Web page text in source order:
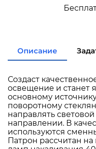
от 35
в город
Описание
Создаст
освещение и станет
основному
поворотному
направлять
направлении. В
используются
Патрон рассчитан